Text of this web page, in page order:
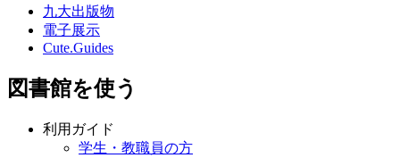
九大出版物
電子展示
Cute.Guides
図書館を使う
利用ガイド
学生・教職員の方